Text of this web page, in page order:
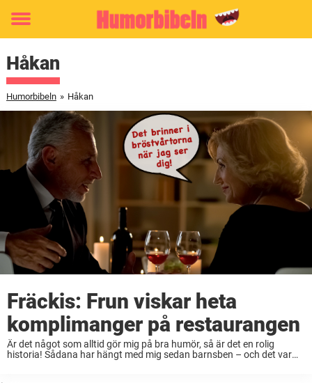
Toggle
Håkan
Humorbibeln » Håkan
Fräckis: Frun viskar heta
komplimanger på restaurangen
Är det något som alltid gör mig på bra humör, så är det en rolig
historia! Sådana har hängt med mig sedan barnsben – och det var